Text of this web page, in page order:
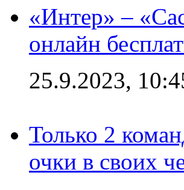
«Интер» –
онлайн
25.9.2023,
Только 2
очки в своих